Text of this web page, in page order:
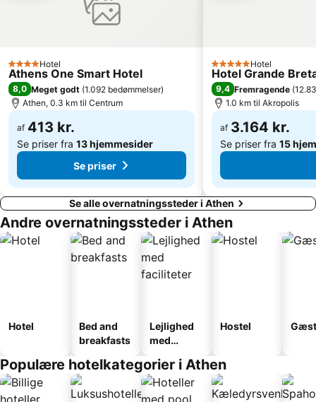
Agios Dimitrios Plakas
Porto Germeno
Fetiye Mosque
Kerameikos
Hellas Pharm 2013
Vrilissia
4 Stjerner
Hotel
Athens One Smart Hotel
8,0 Meget godt (1.092 bedømmelser)
Athen, 0.3 km til Centrum
af 413 kr.
Se priser fra 13 hjemmesider
Se priser
5 StjernerHotel
Hotel Grande
9,4 Fremragende (
1.0 km til Akropolis
af 3.164 kr.
Se priser fra 15
Se alle overnatningssteder i Athen
Andre overnatningssteder i Athen
Hotel
Bed and
breakfasts
Lejlighed
med
Hostel
Populære hotelkategorier i Athen